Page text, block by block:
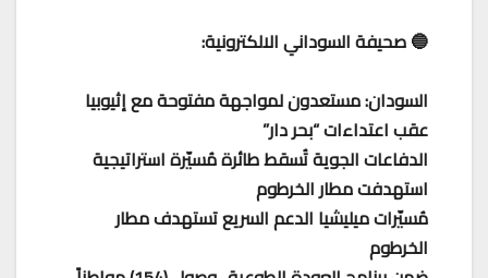
🔵 صحيفة السوداني الالكترونية:
السودان: مستعدون لمواجهة مفتوحة مع إثيوبيا
عقب اعتداءات “بحر دار”
الدفاعات الجوية تُسقط طائرة مُسيّرة استراتيجية
استهدفت مطار الخرطوم
مُسيّرات ميليشيا الدعم السريع تستهدف مطار
الخرطوم